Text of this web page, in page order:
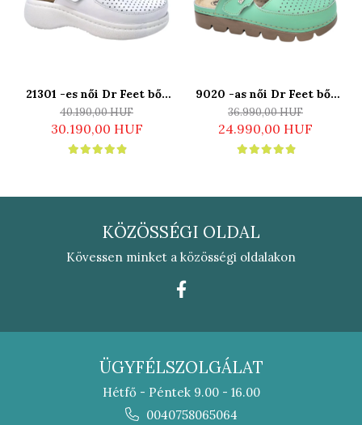
21301 -es női Dr Feet bőr
papucs - fehér
40.190,00 HUF
30.190,00 HUF
9020 -as női Dr Feet bőr
papucs - zöld
36.990,00 HUF
24.990,00 HUF
KÖZÖSSÉGI OLDAL
Kövessen minket a közösségi oldalakon
ÜGYFÉLSZOLGÁLAT
Hétfő - Péntek 9.00 - 16.00
0040758065064